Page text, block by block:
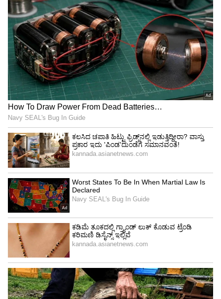
ಇದು ವಾರಾಂತ್ಯದಲ್ಲಿ ವೀಕ್ಷಿಸಲು ಸೂಕ್ತ ಆಯ್ಕೆಯಾಗಿದೆ.
4
6
Image Credit : Social Media